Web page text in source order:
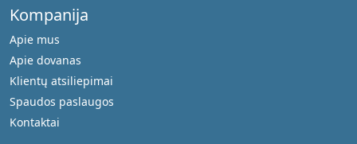
Kompanija
Apie mus
Apie dovanas
Klientų atsiliepimai
Spaudos paslaugos
Kontaktai